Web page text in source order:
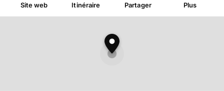
Site web Itinéraire Partager Plus